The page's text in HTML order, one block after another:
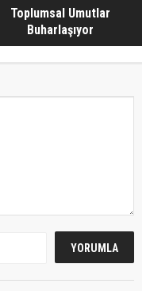
Toplumsal Umutlar
Buharlaşıyor